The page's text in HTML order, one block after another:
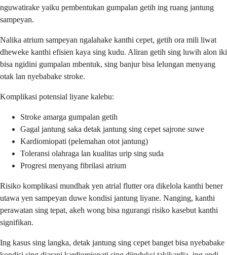
nguwatirake yaiku pembentukan gumpalan getih ing ruang jantung
sampeyan.
Nalika atrium sampeyan ngalahake kanthi cepet, getih ora mili liwat
dheweke kanthi efisien kaya sing kudu. Aliran getih sing luwih alon iki
bisa ngidini gumpalan mbentuk, sing banjur bisa lelungan menyang
otak lan nyebabake stroke.
Komplikasi potensial liyane kalebu:
Stroke amarga gumpalan getih
Gagal jantung saka detak jantung sing cepet sajrone suwe
Kardiomiopati (pelemahan otot jantung)
Toleransi olahraga lan kualitas urip sing suda
Progresi menyang fibrilasi atrium
Risiko komplikasi mundhak yen atrial flutter ora dikelola kanthi bener
utawa yen sampeyan duwe kondisi jantung liyane. Nanging, kanthi
perawatan sing tepat, akeh wong bisa ngurangi risiko kasebut kanthi
signifikan.
Ing kasus sing langka, detak jantung sing cepet banget bisa nyebabake